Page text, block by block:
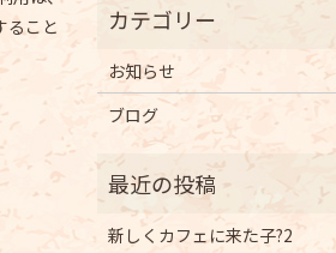
ること
お知らせ
ブログ
新しくカフェに来た子?2